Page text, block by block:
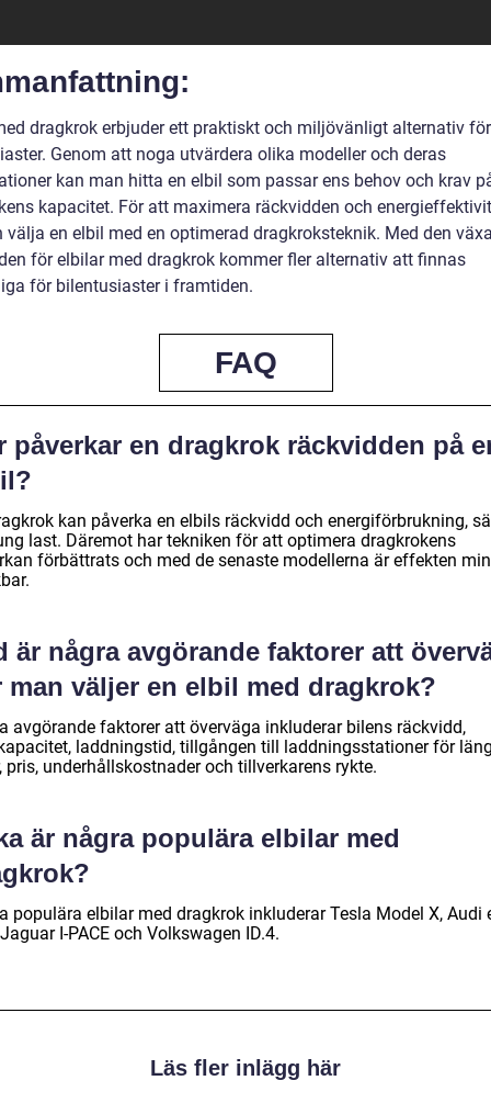
dragkrok erbjuder ett praktiskt och miljövänligt alternativ för
Genom att noga utvärdera olika modeller och deras
kan man hitta en elbil som passar ens behov och krav
kapacitet. För att maximera räckvidden och
välja en elbil med en optimerad dragkroksteknik. Med den
för elbilar med dragkrok kommer fler alternativ att finnas
för bilentusiaster i framtiden.
FAQ
påverkar en dragkrok räckvidden på
kan påverka en elbils räckvidd och energiförbrukning,
last. Däremot har tekniken för att optimera dragkrokens
förbättrats och med de senaste modellerna är effekten
är några avgörande faktorer att
man väljer en elbil med dragkrok?
avgörande faktorer att överväga inkluderar bilens räckvidd,
laddningstid, tillgången till laddningsstationer för
pris, underhållskostnader och tillverkarens rykte.
är några populära elbilar med
populära elbilar med dragkrok inkluderar Tesla Model X, Audi
I-PACE och Volkswagen ID.4.
Läs fler inlägg här